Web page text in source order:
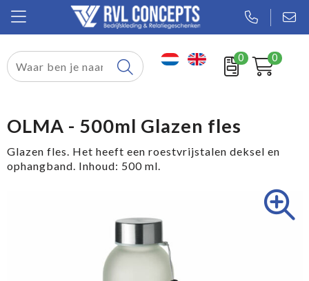
0 0
Relatiegeschenken
Tassen
Sport
OLMA - 500ml Glazen fles
Glazen fles. Het heeft een roestvrijstalen deksel en
ophangband. Inhoud: 500 ml.